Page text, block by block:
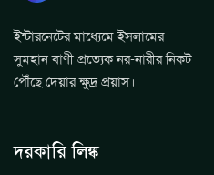
ইন্টারনেটের মাধ্যেমে ইসলামের
সুমহান বাণী প্রত্যেক নর-নারীর নিকট
পৌঁছে দেয়ার ক্ষুদ্র প্রয়াস।
দরকারি লিঙ্ক